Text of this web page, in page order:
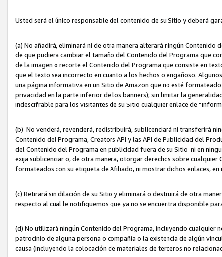
Usted será el único responsable del contenido de su Sitio y deberá
(a) No añadirá, eliminará ni de otra manera alterará ningún
de que pudiera cambiar el tamaño del Contenido del Programa que
de la imagen o recorte el Contenido del Programa que consiste en
que el texto sea incorrecto en cuanto a los hechos o engañoso.
una página informativa en un Sitio de Amazon que no esté
privacidad en la parte inferior de los banners); sin limitar la
indescifrable para los visitantes de su Sitio cualquier enlace de
(b) No venderá, revenderá, redistribuirá, sublicenciará ni transferirá
Contenido del Programa, Creators API y las API de Publicidad del
del Contenido del Programa en publicidad fuera de su Sitio ni en
exija sublicenciar o, de otra manera, otorgar derechos sobre
formateados con su etiqueta de Afiliado, ni mostrar dichos enlaces,
(c) Retirará sin dilación de su Sitio y eliminará o destruirá de otra
respecto al cual le notifiquemos que ya no se encuentra disponible
(d) No utilizará ningún Contenido del Programa, incluyendo cualquier
patrocinio de alguna persona o compañía o la existencia de algún
causa (incluyendo la colocación de materiales de terceros no